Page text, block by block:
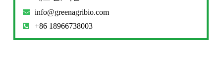
info@greenagribio.com
+86 18966738003